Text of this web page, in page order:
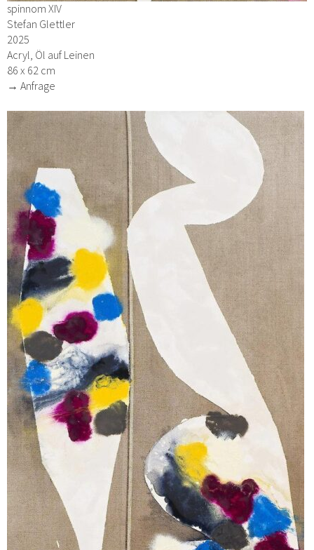
spinnom XIV
Stefan Glettler
2025
Acryl, Öl auf Leinen
86 x 62 cm
→ Anfrage